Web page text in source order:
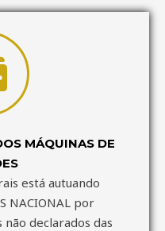
MÁQUINAS DE
está autuando
NACIONAL por
declarados das